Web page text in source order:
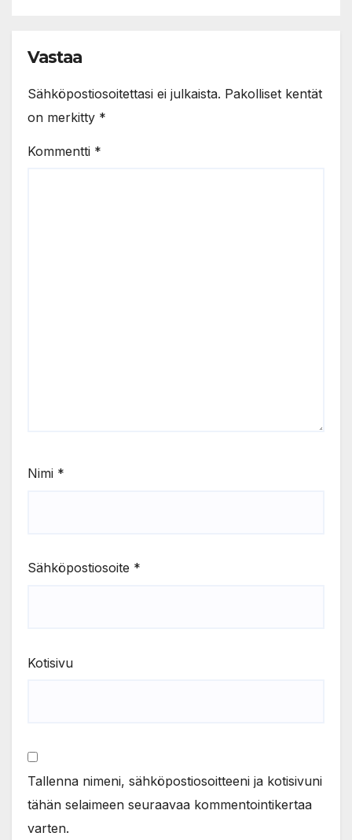
Vastaa
Sähköpostiosoitettasi ei julkaista. Pakolliset kentät
on merkitty *
Kommentti *
Nimi *
Sähköpostiosoite *
Kotisivu
Tallenna nimeni, sähköpostiosoitteeni ja kotisivuni
tähän selaimeen seuraavaa kommentointikertaa
varten.